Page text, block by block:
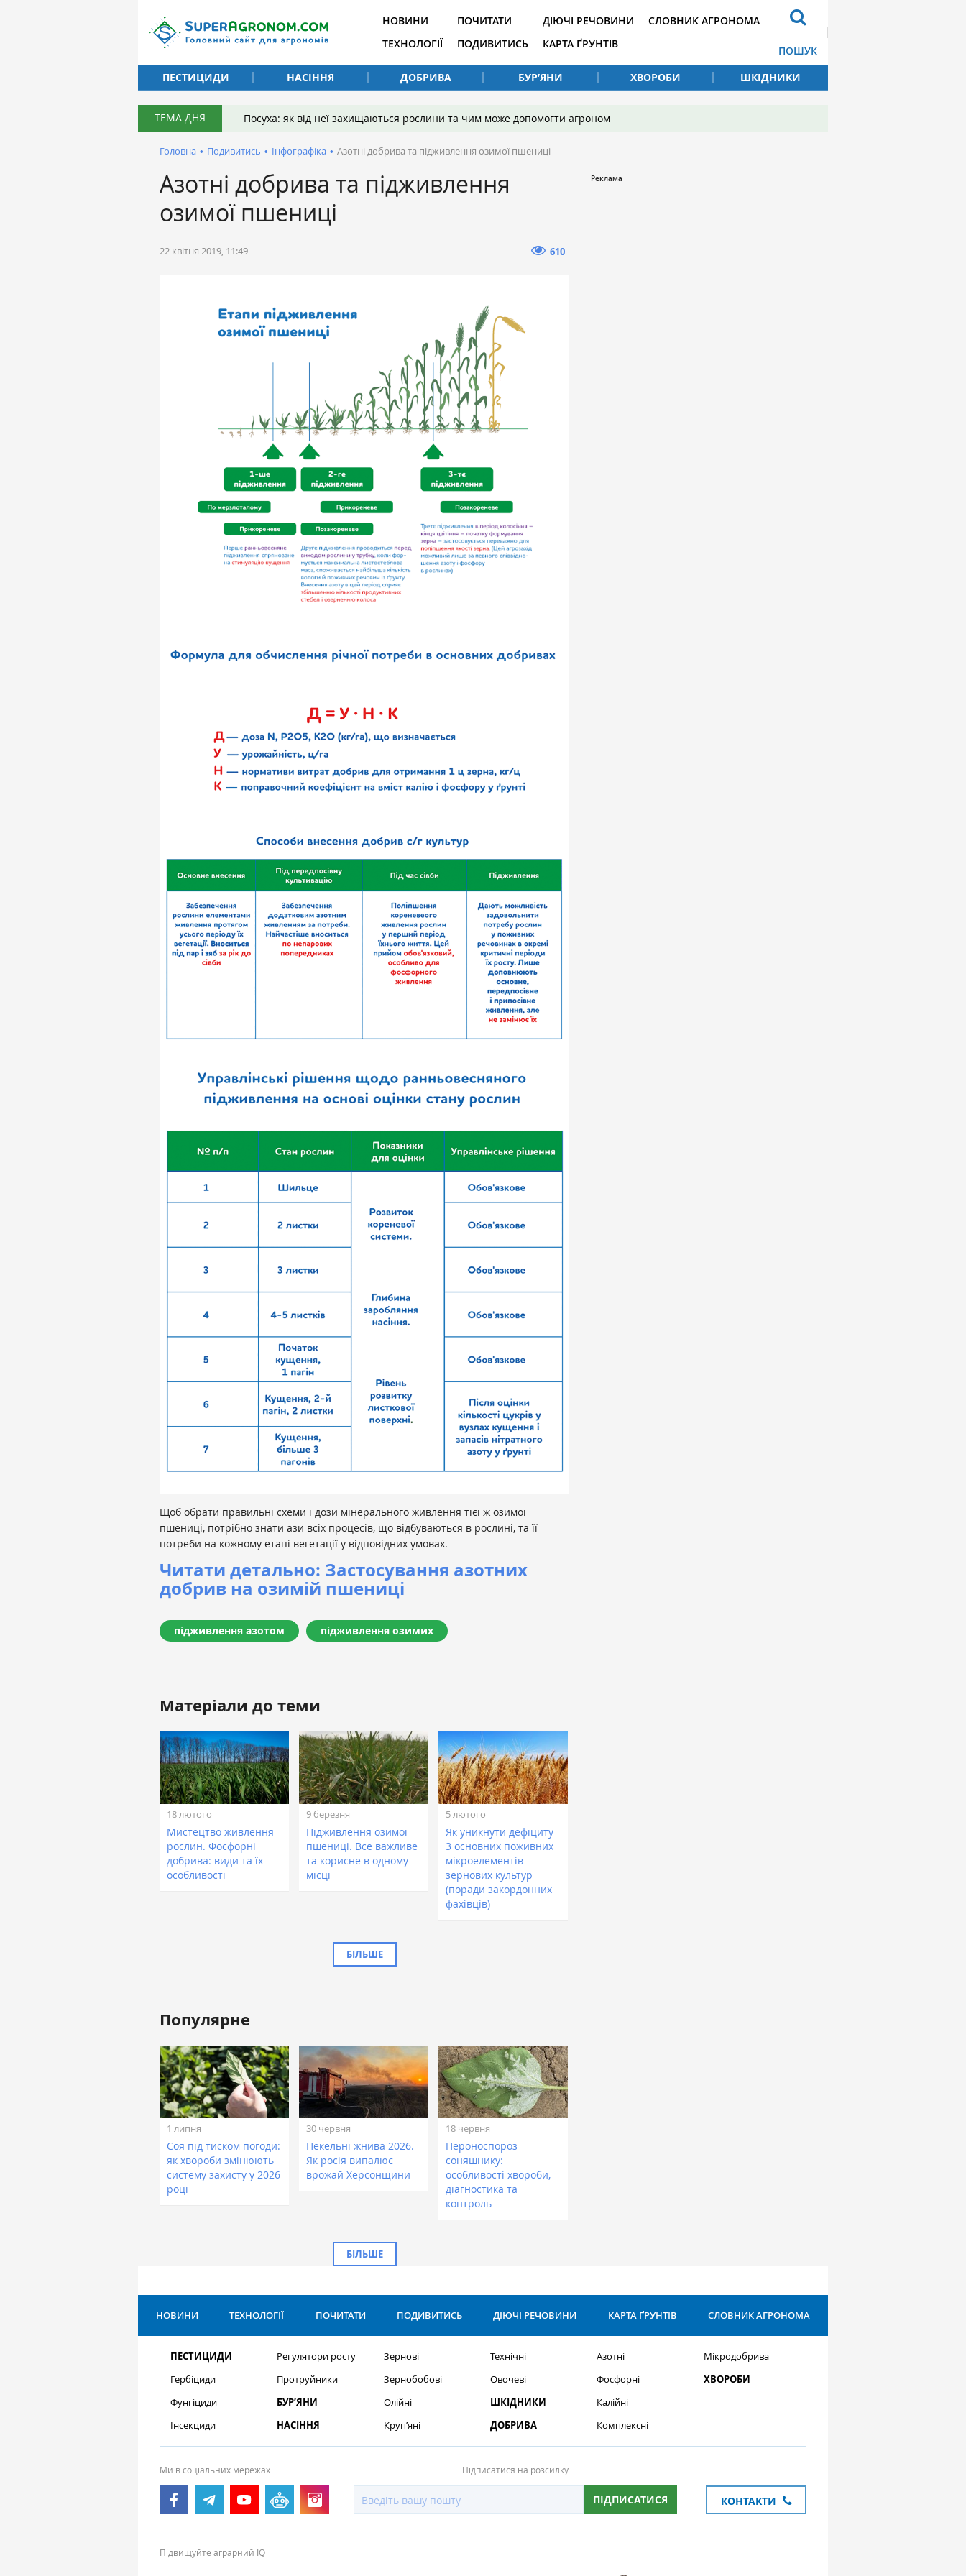
НОВИНИ
ТЕХНОЛОГІЇ
ПОЧИТАТИ
ПОДИВИТИСЬ
ДІЮЧІ РЕЧОВИНИ
КАРТА ҐРУНТІВ
СЛОВНИК АГРОНОМА
ПОШУК
ПЕСТИЦИДИ
НАСІННЯ ДОБРИВА БУР’ЯНИ ХВОРОБИ ШКІДНИКИ
ТЕМА ДНЯ Посуха: як від неї захищаються рослини та чим може допомогти агроном
Головна • Подивитись • Інфографіка • Азотні добрива та підживлення озимої пшениці
Азотні добрива та підживлення
озимої пшениці
22 квітня 2019, 11:49 610
Щоб обрати правильні схеми і дози мінерального живлення тієї ж озимої
пшениці, потрібно знати ази всіх процесів, що відбуваються в рослині, та її
потреби на кожному етапі вегетації у відповідних умовах.
Читати детально: Застосування азотних
добрив на озимій пшениці
підживлення азотом підживлення озимих
Матеріали до теми
18 лютого
Мистецтво живлення
рослин. Фосфорні
добрива: види та їх
особливості
9 березня
Підживлення озимої
пшениці. Все важливе
та корисне в одному
місці
5 лютого
Як уникнути дефіциту
3 основних поживних
мікроелементів
зернових культур
(поради закордонних
фахівців)
БІЛЬШЕ
Популярне
1 липня
Соя під тиском погоди:
як хвороби змінюють
систему захисту у 2026
році
30 червня
Пекельні жнива 2026.
Як росія випалює
врожай Херсонщини
18 червня
Пероноспороз
соняшнику:
особливості хвороби,
діагностика та
контроль
БІЛЬШЕ
НОВИНИ ТЕХНОЛОГІЇ ПОЧИТАТИ ПОДИВИТИСЬ ДІЮЧІ РЕЧОВИНИ КАРТА ҐРУНТІВ СЛОВНИК АГРОНОМА
ПЕСТИЦИДИ
Гербіциди
Фунгіциди
Інсекциди
Регулятори росту
Протруйники
БУР’ЯНИ
НАСІННЯ
Зернові
Зернобобові
Олійні
Круп’яні
Технічні
Овочеві
ШКІДНИКИ
ДОБРИВА
Азотні
Фосфорні
Калійні
Комплексні
Мікродобрива
ХВОРОБИ
Ми в соціальних мережах Підписатися на розсилку
ПІДПИСАТИСЯ КОНТАКТИ
Підвищуйте аграрний IQ